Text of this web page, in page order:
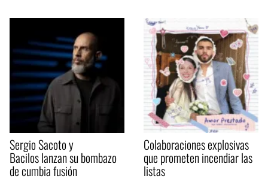
Sergio Sacoto y
Bacilos lanzan su bombazo
de cumbia fusión
Colaboraciones explosivas
que prometen incendiar las
listas